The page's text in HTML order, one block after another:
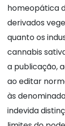
homeopática
derivados
quanto os
cannabis
a publicação,
ao editar
às
indevida